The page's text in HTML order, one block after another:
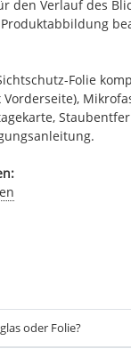
den Verlauf des
Folie
Vorderseite),
oder Folie?